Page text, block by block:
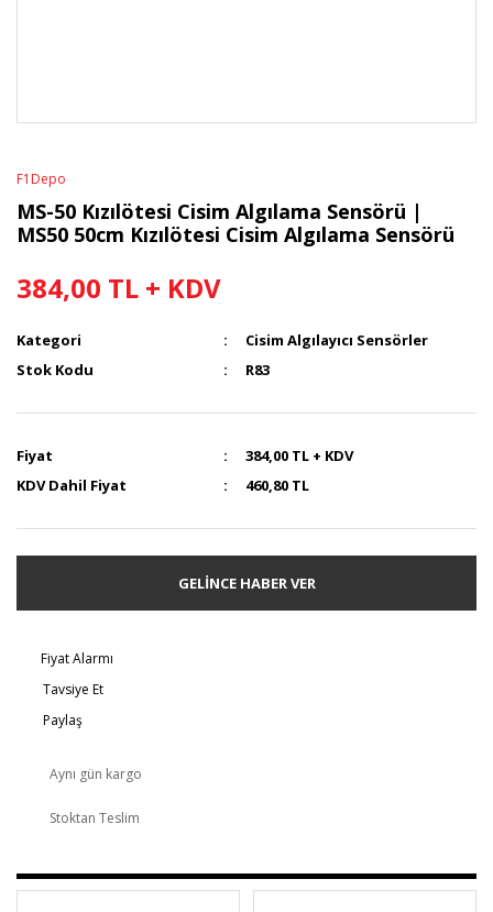
F1Depo
MS-50 Kızılötesi Cisim Algılama Sensörü |
MS50 50cm Kızılötesi Cisim Algılama Sensörü
384,00 TL + KDV
Kategori
Cisim Algılayıcı Sensörler
Stok Kodu
R83
Fiyat
384,00 TL + KDV
KDV Dahil Fiyat
460,80 TL
GELİNCE HABER VER
Fiyat Alarmı
Tavsiye Et
Paylaş
Aynı gün kargo
Stoktan Teslim